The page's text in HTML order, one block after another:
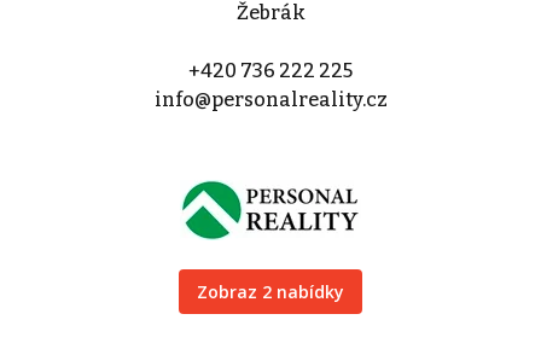
Žebrák
+420 736 222 225
info@personalreality.cz
Zobraz 2 nabídky